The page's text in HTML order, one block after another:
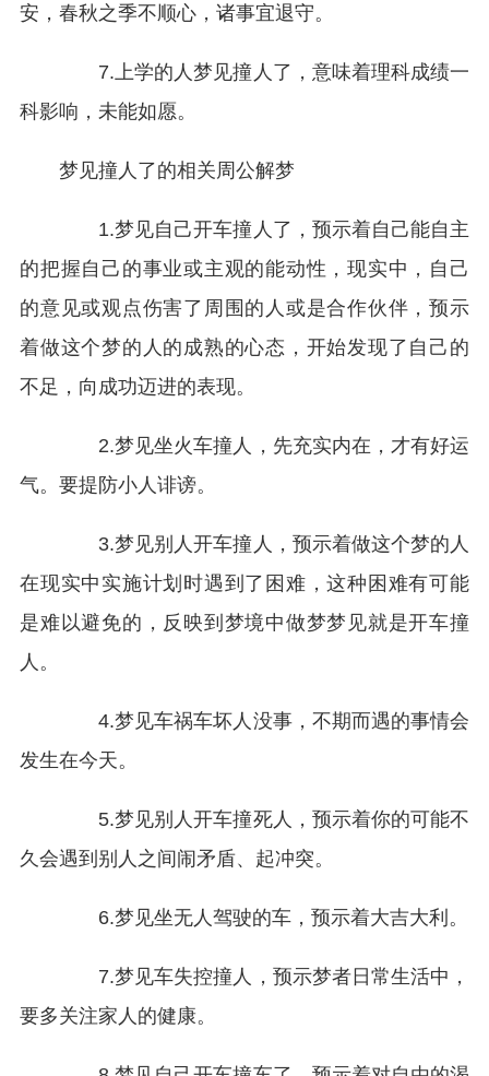
安，春秋之季不顺心，诸事宜退守。
7.上学的人梦见撞人了，意味着理科成绩一
科影响，未能如愿。
梦见撞人了的相关周公解梦
1.梦见自己开车撞人了，预示着自己能自主
的把握自己的事业或主观的能动性，现实中，自己
的意见或观点伤害了周围的人或是合作伙伴，预示
着做这个梦的人的成熟的心态，开始发现了自己的
不足，向成功迈进的表现。
2.梦见坐火车撞人，先充实内在，才有好运
气。要提防小人诽谤。
3.梦见别人开车撞人，预示着做这个梦的人
在现实中实施计划时遇到了困难，这种困难有可能
是难以避免的，反映到梦境中做梦梦见就是开车撞
人。
4.梦见车祸车坏人没事，不期而遇的事情会
发生在今天。
5.梦见别人开车撞死人，预示着你的可能不
久会遇到别人之间闹矛盾、起冲突。
6.梦见坐无人驾驶的车，预示着大吉大利。
7.梦见车失控撞人，预示梦者日常生活中，
要多关注家人的健康。